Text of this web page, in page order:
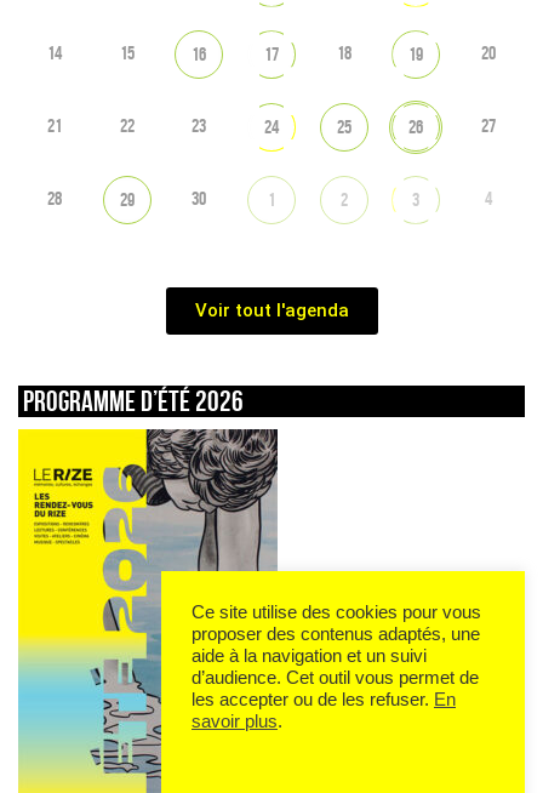
14 15 16 17 18 19 20
21 22 23 24 25 26 27
28 29 30 1 2 3 4
Voir tout l'agenda
Programme d’été 2026
Ce site utilise des cookies pour vous
proposer des contenus adaptés, une
aide à la navigation et un suivi
d’audience. Cet outil vous permet de
les accepter ou de les refuser. En
savoir plus.